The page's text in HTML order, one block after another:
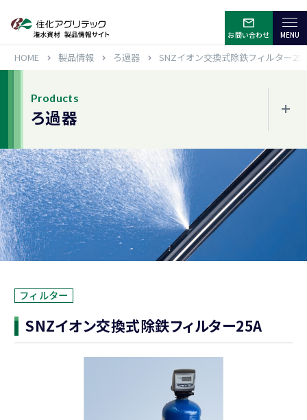
お問い合わせ
HOME 製品情報 ろ過器 SNZイオン交換式除鉄フィルター25A
Products
ろ過器
フィルター
SNZイオン交換式除鉄フィルター25A
ジャンルから選ぶ
噴霧散水
水平散水
点滴潅水
サイド・頭上潅水
ろ過器
液肥混入器
自動潅水／施肥システム
周辺部材